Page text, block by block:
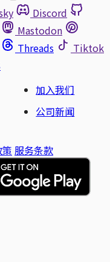
Discord
Mastodon
Threads
Tiktok
加入我们
公司新闻
服务条款